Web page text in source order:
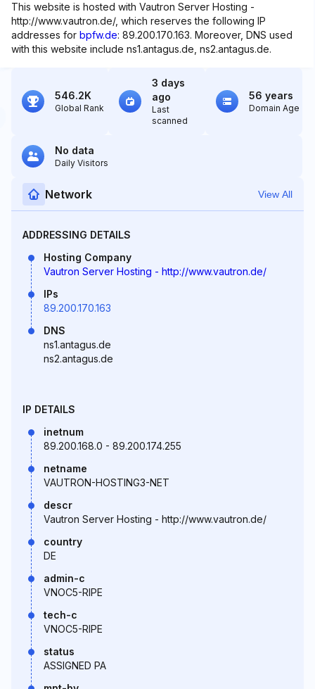
This website is hosted with Vautron Server Hosting -
http://www.vautron.de/, which reserves the following IP
addresses for bpfw.de: 89.200.170.163. Moreover, DNS used
with this website include ns1.antagus.de, ns2.antagus.de.
546.2K
Global Rank
3 days
ago
Last
scanned
56 years
Domain Age
No data
Daily Visitors
Network View All
ADDRESSING DETAILS
Hosting Company
Vautron Server Hosting - http://www.vautron.de/
IPs
89.200.170.163
DNS
ns1.antagus.de
ns2.antagus.de
IP DETAILS
inetnum
89.200.168.0 - 89.200.174.255
netname
VAUTRON-HOSTING3-NET
descr
Vautron Server Hosting - http://www.vautron.de/
country
DE
admin-c
VNOC5-RIPE
tech-c
VNOC5-RIPE
status
ASSIGNED PA